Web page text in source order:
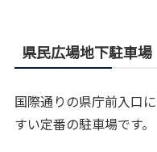
県民広場地下駐車場
国際通りの県庁前入口
すい定番の駐車場です。